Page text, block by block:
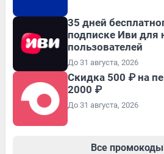
35 дней
подписке Иви для
пользователей
До 31 августа, 2026
Скидка 500 ₽ на
2000 ₽
До 31 августа, 2026
Все промокоды